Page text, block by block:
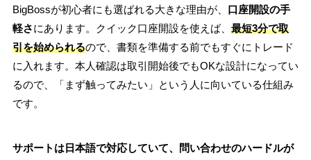
BigBossが初心者にも選ばれる大きな理由が、 口座開設の手
軽さにあります。クイック口座開設を使えば、 最短3分で取
引を始められるので、書類を準備する前でもすぐにトレード
に入れます。本人確認は取引開始後でもOKな設計になってい
るので、「まず触ってみたい」という人に向いている仕組み
です。
サポートは日本語で対応していて、問い合わせのハードルが